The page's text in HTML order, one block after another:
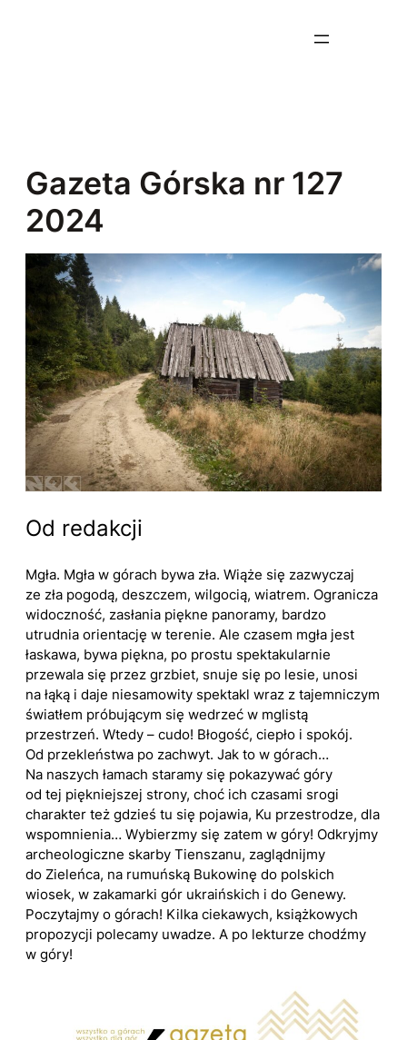
Gazeta Górska nr 127
2024
Od redakcji
Mgła. Mgła w górach bywa zła. Wiąże się zazwyczaj
ze zła pogodą, deszczem, wilgocią, wiatrem. Ogranicza
widoczność, zasłania piękne panoramy, bardzo
utrudnia orientację w terenie. Ale czasem mgła jest
łaskawa, bywa piękna, po prostu spektakularnie
przewala się przez grzbiet, snuje się po lesie, unosi
na łąką i daje niesamowity spektakl wraz z tajemniczym
światłem próbującym się wedrzeć w mglistą
przestrzeń. Wtedy – cudo! Błogość, ciepło i spokój.
Od przekleństwa po zachwyt. Jak to w górach…
Na naszych łamach staramy się pokazywać góry
od tej piękniejszej strony, choć ich czasami srogi
charakter też gdzieś tu się pojawia, Ku przestrodze, dla
wspomnienia… Wybierzmy się zatem w góry! Odkryjmy
archeologiczne skarby Tienszanu, zaglądnijmy
do Zieleńca, na rumuńską Bukowinę do polskich
wiosek, w zakamarki gór ukraińskich i do Genewy.
Poczytajmy o górach! Kilka ciekawych, książkowych
propozycji polecamy uwadze. A po lekturze chodźmy
w góry!